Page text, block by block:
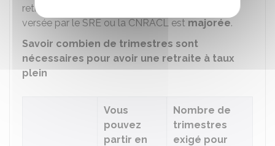
retraite à taux plein, votre pension de retraite
versée par le SRE ou la CNRACL est majorée.
Savoir combien de trimestres sont
nécessaires pour avoir une retraite à taux
plein
Vous
pouvez
partir en
Nombre de
trimestres
exigé pour